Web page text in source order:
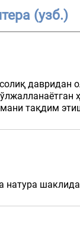
(узб.)
давридан
тақдим
натура